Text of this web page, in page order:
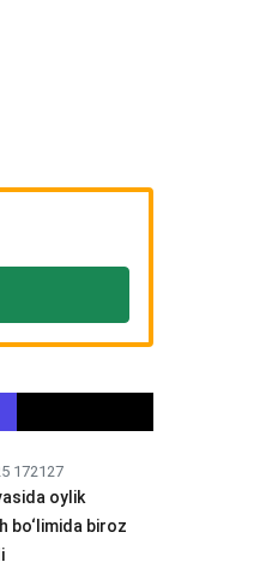
172127
oylik
bo‘limida biroz